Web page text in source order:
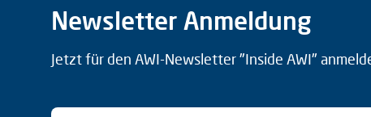
Newsletter Anmeldung
Jetzt für den AWI-Newsletter "Inside AWI"